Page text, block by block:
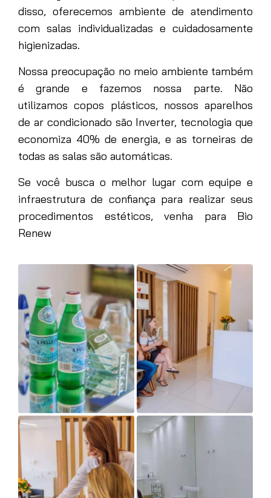
disso, oferecemos ambiente de atendimento
com salas individualizadas e cuidadosamente
higienizadas.
Nossa preocupação no meio ambiente também
é grande e fazemos nossa parte. Não
utilizamos copos plásticos, nossos aparelhos
de ar condicionado são Inverter, tecnologia que
economiza 40% de energia, e as torneiras de
todas as salas são automáticas.
Se você busca o melhor lugar com equipe e
infraestrutura de confiança para realizar seus
procedimentos estéticos, venha para Bio
Renew